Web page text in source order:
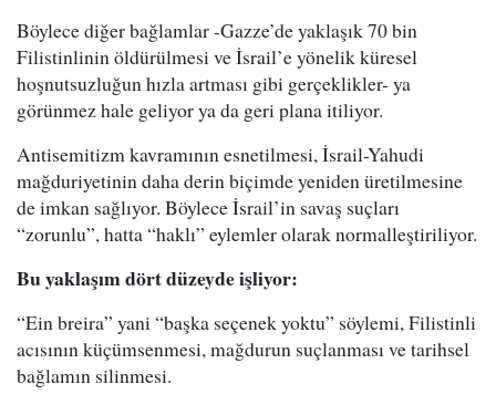
Böylece diğer bağlamlar -Gazze’de yaklaşık 70 bin
Filistinlinin öldürülmesi ve İsrail’e yönelik küresel
hoşnutsuzluğun hızla artması gibi gerçeklikler- ya
görünmez hale geliyor ya da geri plana itiliyor.
Antisemitizm kavramının esnetilmesi, İsrail-Yahudi
mağduriyetinin daha derin biçimde yeniden üretilmesine
de imkan sağlıyor. Böylece İsrail’in savaş suçları
“zorunlu”, hatta “haklı” eylemler olarak normalleştiriliyor.
Bu yaklaşım dört düzeyde işliyor:
“Ein breira” yani “başka seçenek yoktu” söylemi, Filistinli
acısının küçümsenmesi, mağdurun suçlanması ve tarihsel
bağlamın silinmesi.